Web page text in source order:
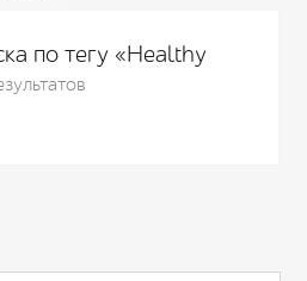
по тегу «Healthy